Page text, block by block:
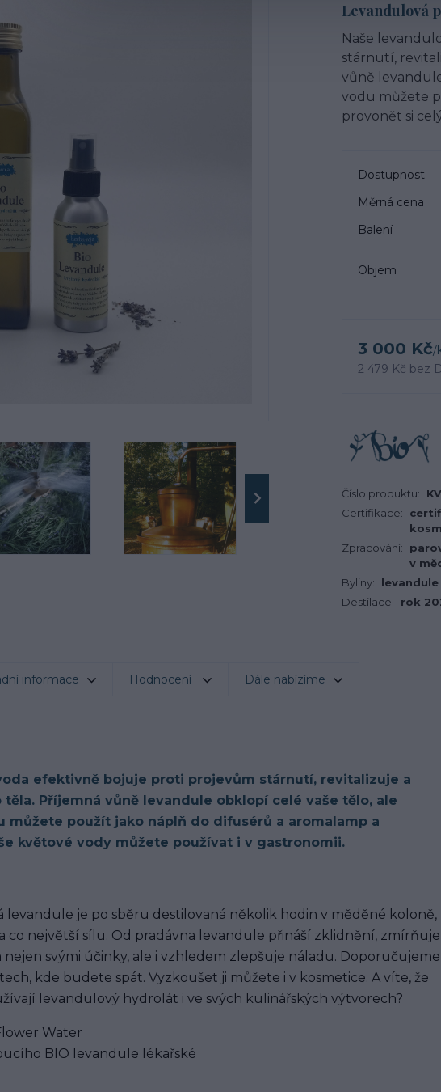
Levandulová
Naše
stárnutí,
vůně
vodu můžete
provonět si
Dostupnost
Měrná cena
Balení
Objem
3 000 Kč/
2 479 Kč bez
Číslo produktu:
Certifikace:
Zpracování:
v
Byliny:
levandule
Destilace:
rok
informace Hodnocení Dále nabízíme
efektivně bojuje proti projevům stárnutí, revitalizuje a
Příjemná vůně levandule obklopí celé vaše tělo, ale
můžete použít jako náplň do difusérů a aromalamp a
květové vody můžete používat i v gastronomii.
levandule je po sběru destilovaná několik hodin v měděné koloně,
co největší sílu. Od pradávna levandule přináší zklidnění, zmírňuje
nejen svými účinky, ale i vzhledem zlepšuje náladu. Doporučujeme
kde budete spát. Vyzkoušet ji můžete i v kosmetice. A víte, že
levandulový hydrolát i ve svých kulinářských výtvorech?
Water
BIO levandule lékařské